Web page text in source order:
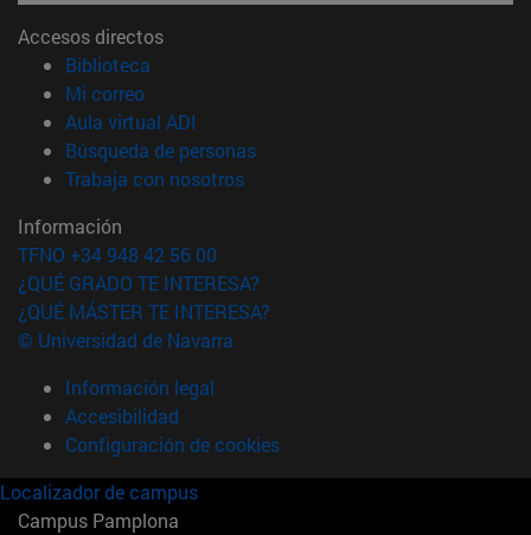
Accesos directos
Biblioteca
Mi correo(abre en nueva ventana)
Aula virtual ADI
Búsqueda de personas(abre en nueva ventana)
Trabaja con nosotros(abre en nueva ventana)
Información
TFNO +34 948 42 56 00
¿QUÉ GRADO TE INTERESA?
¿QUÉ MÁSTER TE INTERESA?
© Universidad de Navarra
Información legal
Accesibilidad
Configuración de cookies
Localizador de campus
Campus Pamplona